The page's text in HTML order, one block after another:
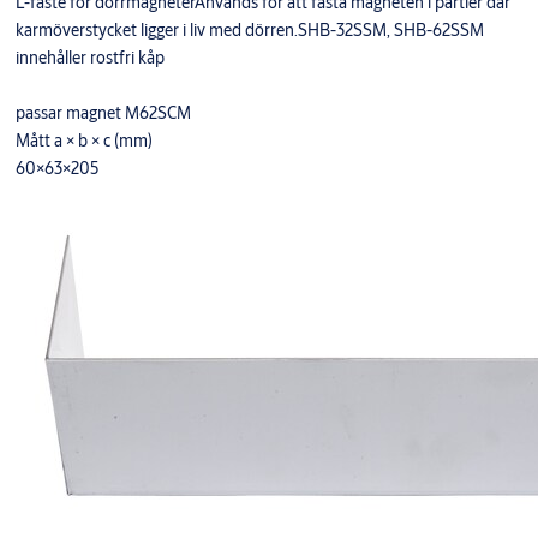
karmöverstycket ligger i liv med dörren.SHB-32SSM, SHB-62SSM
innehåller rostfri kåp
passar magnet M62SCM
Mått a × b × c (mm)
60×63×205